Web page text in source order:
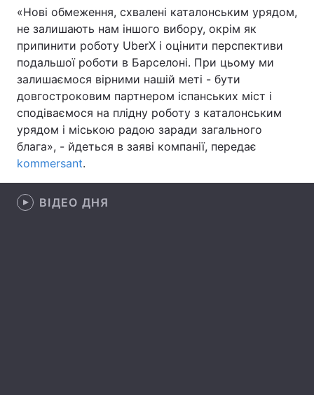
Здоров'я Туризм
Погода
Екологія Регіони
Лонгріди
Відео з Youtube
«Нові обмеження, схвалені каталонським урядом,
не залишають нам іншого вибору, окрім як
припинити роботу UberX і оцінити перспективи
подальшої роботи в Барселоні. При цьому ми
залишаємося вірними нашій меті - бути
довгостроковим партнером іспанських міст і
сподіваємося на плідну роботу з каталонським
урядом і міською радою заради загального
блага», - йдеться в заяві компанії, передає
kommersant.
ВІДЕО ДНЯ